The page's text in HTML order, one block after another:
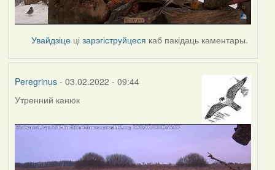
Увайдзіце цізарэгіструйцеся каб пакідаць каментары.
Peregrinus- 03.02.2022 - 09:44
Утренний канюк